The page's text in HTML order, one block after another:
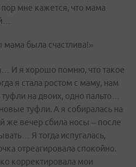
мне кажется, что мама
была счастлива!»
И я хорошо помню, что такое
я стала ростом с маму, нам
на двоих, одно пальто…
туфли. А я собиралась на
же вечер сбила носы – после
Я тогда испугалась,
отреагировала спокойно.
корректировала мои